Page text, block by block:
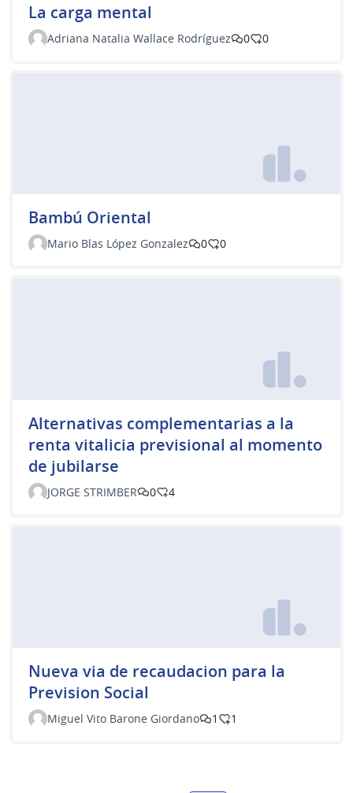
La carga mental
Adriana Natalia Wallace Rodríguez 0 0
Bambú Oriental
Mario Blas López Gonzalez 0 0
Alternativas complementarias a la
renta vitalicia previsional al momento
de jubilarse
JORGE STRIMBER 0 4
Nueva via de recaudacion para la
Prevision Social
Miguel Vito Barone Giordano 1 1